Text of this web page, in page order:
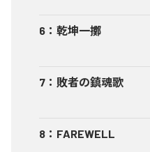
6 ： 乾坤一擲
7 ： 敗者の鎮魂歌
8 ： FAREWELL